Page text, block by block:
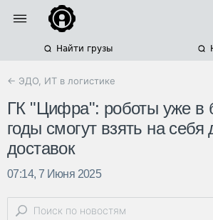
Найти грузы
← ЭДО, ИТ в логистике
ГК "Цифра": роботы уже в
годы смогут взять на себя
доставок
07:14, 7 Июня 2025